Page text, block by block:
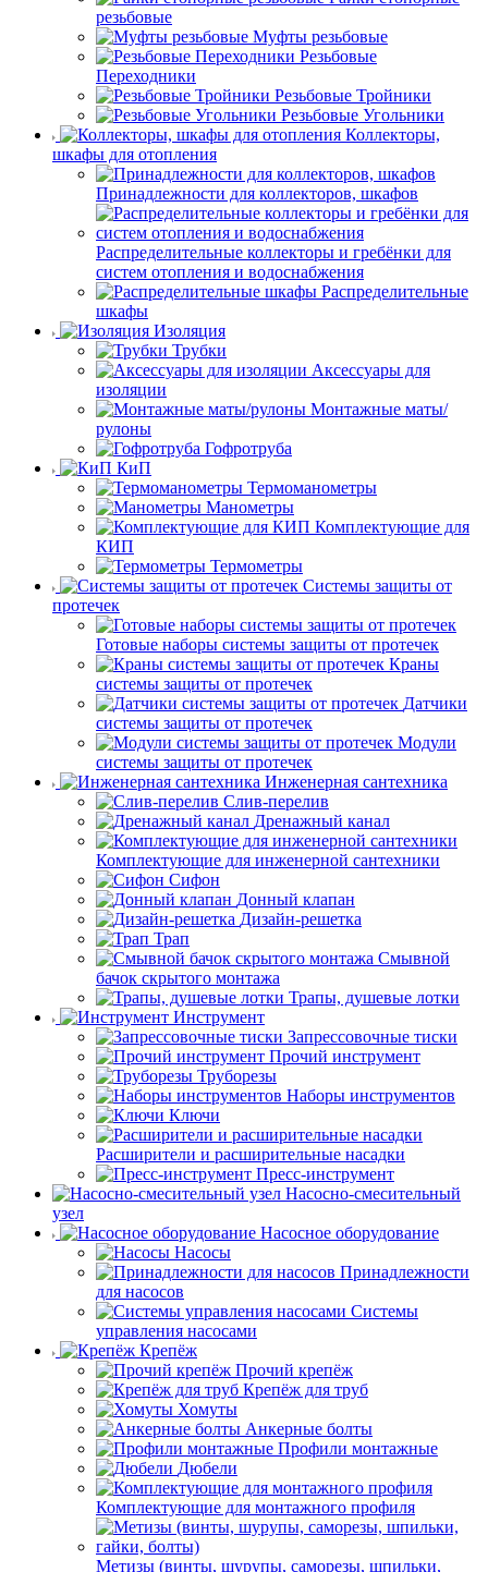
резьбовые
Муфты резьбовые
Резьбовые
Переходники
Резьбовые Тройники
Резьбовые Угольники
Коллекторы,
шкафы для отопления
Принадлежности для коллекторов, шкафов
Распределительные коллекторы и гребёнки для
систем отопления и водоснабжения
Распределительные
шкафы
Изоляция
Трубки
Аксессуары для
изоляции
Монтажные маты/
рулоны
Гофротруба
КиП
Термоманометры
Манометры
Комплектующие для
КИП
Термометры
Системы защиты от
протечек
Готовые наборы системы защиты от протечек
Краны
системы защиты от протечек
Датчики
системы защиты от протечек
Модули
системы защиты от протечек
Инженерная сантехника
Слив-перелив
Дренажный канал
Комплектующие для инженерной сантехники
Сифон
Донный клапан
Дизайн-решетка
Трап
Смывной
бачок скрытого монтажа
Трапы, душевые лотки
Инструмент
Запрессовочные тиски
Прочий инструмент
Труборезы
Наборы инструментов
Ключи
Расширители и расширительные насадки
Пресс-инструмент
Насосно-смесительный
узел
Насосное оборудование
Насосы
Принадлежности
для насосов
Системы
управления насосами
Крепёж
Прочий крепёж
Крепёж для труб
Хомуты
Анкерные болты
Профили монтажные
Дюбели
Комплектующие для монтажного профиля
Метизы (винты, шурупы, саморезы, шпильки,